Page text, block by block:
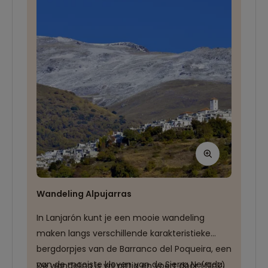
Wandeling Alpujarras
In Lanjarón kunt je een mooie wandeling
maken langs verschillende karakteristieke
bergdorpjes van de Barranco del Poqueira, een
van de mooiste kloven van de Sierra Nevada.